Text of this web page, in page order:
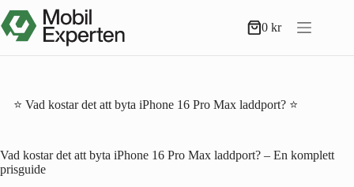
till
innehåll
Varukorg
0kr
⭐ Vad kostar det att byta iPhone 16 Pro Max laddport? ⭐
Vad kostar det att byta iPhone 16 Pro Max laddport? – En komplett
prisguide